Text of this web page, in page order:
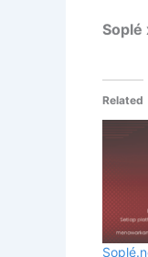
Soplé
Related